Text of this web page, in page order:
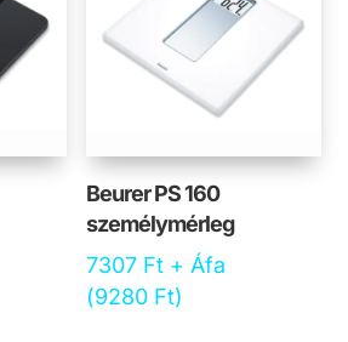
Beurer PS 160
személymérleg
7307 Ft + Áfa
(9280 Ft)